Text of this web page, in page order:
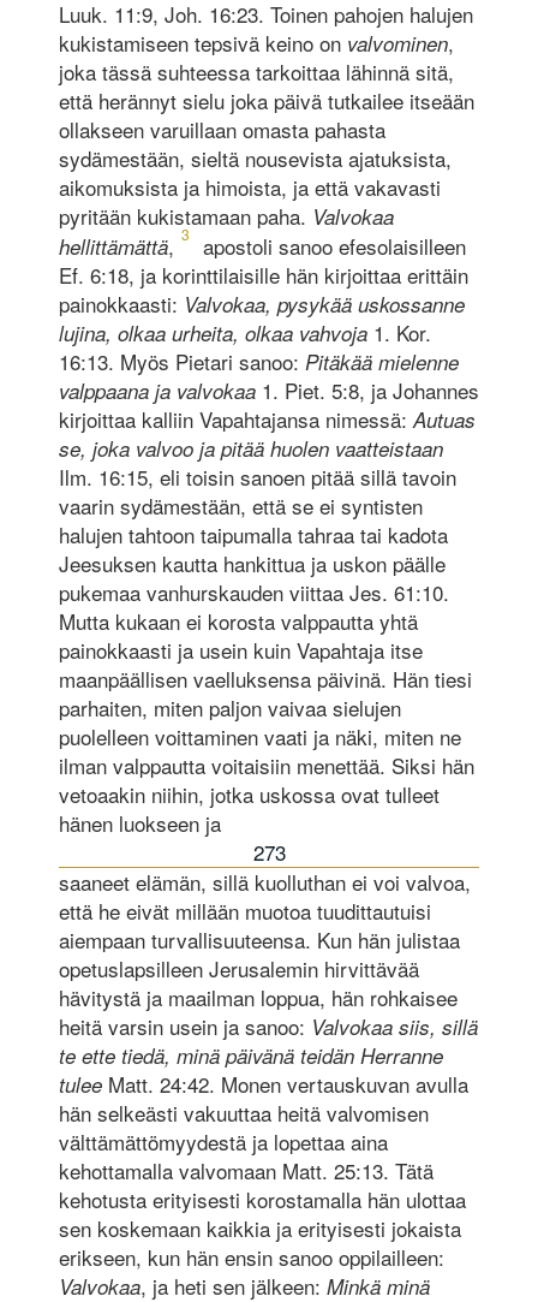
Luuk. 11:9, Joh. 16:23. Toinen pahojen halujen
kukistamiseen tepsivä keino on valvominen,
joka tässä suhteessa tarkoittaa lähinnä sitä,
että herännyt sielu joka päivä tutkailee itseään
ollakseen varuillaan omasta pahasta
sydämestään, sieltä nousevista ajatuksista,
aikomuksista ja himoista, ja että vakavasti
pyritään kukistamaan paha. Valvokaa
hellittämättä, 3
apostoli sanoo efesolaisilleen
Ef. 6:18, ja korinttilaisille hän kirjoittaa erittäin
painokkaasti: Valvokaa, pysykää uskossanne
lujina, olkaa urheita, olkaa vahvoja1. Kor.
16:13. Myös Pietari sanoo: Pitäkää mielenne
valppaana ja valvokaa1. Piet. 5:8, ja Johannes
kirjoittaa kalliin Vapahtajansa nimessä: Autuas
se, joka valvoo ja pitää huolen vaatteistaan
Ilm. 16:15, eli toisin sanoen pitää sillä tavoin
vaarin sydämestään, että se ei syntisten
halujen tahtoon taipumalla tahraa tai kadota
Jeesuksen kautta hankittua ja uskon päälle
pukemaa vanhurskauden viittaa Jes. 61:10.
Mutta kukaan ei korosta valppautta yhtä
painokkaasti ja usein kuin Vapahtaja itse
maanpäällisen vaelluksensa päivinä. Hän tiesi
parhaiten, miten paljon vaivaa sielujen
puolelleen voittaminen vaati ja näki, miten ne
ilman valppautta voitaisiin menettää. Siksi hän
vetoaakin niihin, jotka uskossa ovat tulleet
hänen luokseen ja
273
saaneet elämän, sillä kuolluthan ei voi valvoa,
että he eivät millään muotoa tuudittautuisi
aiempaan turvallisuuteensa. Kun hän julistaa
opetuslapsilleen Jerusalemin hirvittävää
hävitystä ja maailman loppua, hän rohkaisee
heitä varsin usein ja sanoo: Valvokaa siis, sillä
te ette tiedä, minä päivänä teidän Herranne
tuleeMatt. 24:42. Monen vertauskuvan avulla
hän selkeästi vakuuttaa heitä valvomisen
välttämättömyydestä ja lopettaa aina
kehottamalla valvomaan Matt. 25:13. Tätä
kehotusta erityisesti korostamalla hän ulottaa
sen koskemaan kaikkia ja erityisesti jokaista
erikseen, kun hän ensin sanoo oppilailleen:
Valvokaa, ja heti sen jälkeen: Minkä minä